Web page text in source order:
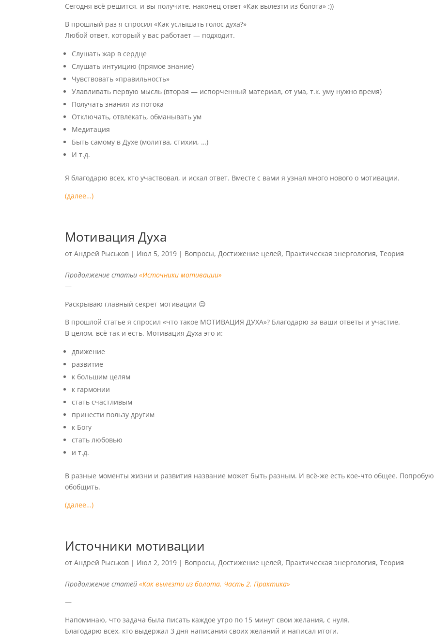
Сегодня всё решится, и вы получите, наконец ответ «Как вылезти из болота» :))
В прошлый раз я спросил «Как услышать голос духа?»
Любой ответ, который у вас работает — подходит.
Слушать жар в сердце
Слушать интуицию (прямое знание)
Чувствовать «правильность»
Улавливать первую мысль (вторая — испорченный материал, от ума, т.к. уму нужно время)
Получать знания из потока
Отключать, отвлекать, обманывать ум
Медитация
Быть самому в Духе (молитва, стихии, …)
И т.д.
Я благодарю всех, кто участвовал, и искал ответ. Вместе с вами я узнал много нового о мотивации.
(далее…)
Мотивация Духа
отАндрей Рыськов | Июл 5, 2019 | Вопросы,Достижение целей, Практическая энергология,Теория
Продолжение статьи«Источники мотивации»
—
Раскрываю главный секрет мотивации 😉
В прошлой статье я спросил «что такое МОТИВАЦИЯ ДУХА»? Благодарю за ваши ответы и участие.
В целом, всё так и есть. Мотивация Духа это и:
движение
развитие
к большим целям
к гармонии
стать счастливым
принести пользу другим
к Богу
стать любовью
и т.д.
В разные моменты жизни и развития название может быть разным. И всё-же есть кое-что общее. Попробую
обобщить.
(далее…)
Источники мотивации
отАндрей Рыськов | Июл 2, 2019 | Вопросы,Достижение целей, Практическая энергология,Теория
Продолжение статей«Как вылезти из болота. Часть 2. Практика»
—
Напоминаю, что задача была писать каждое утро по 15 минут свои желания, с нуля.
Благодарю всех, кто выдержал 3 дня написания своих желаний и написал итоги.